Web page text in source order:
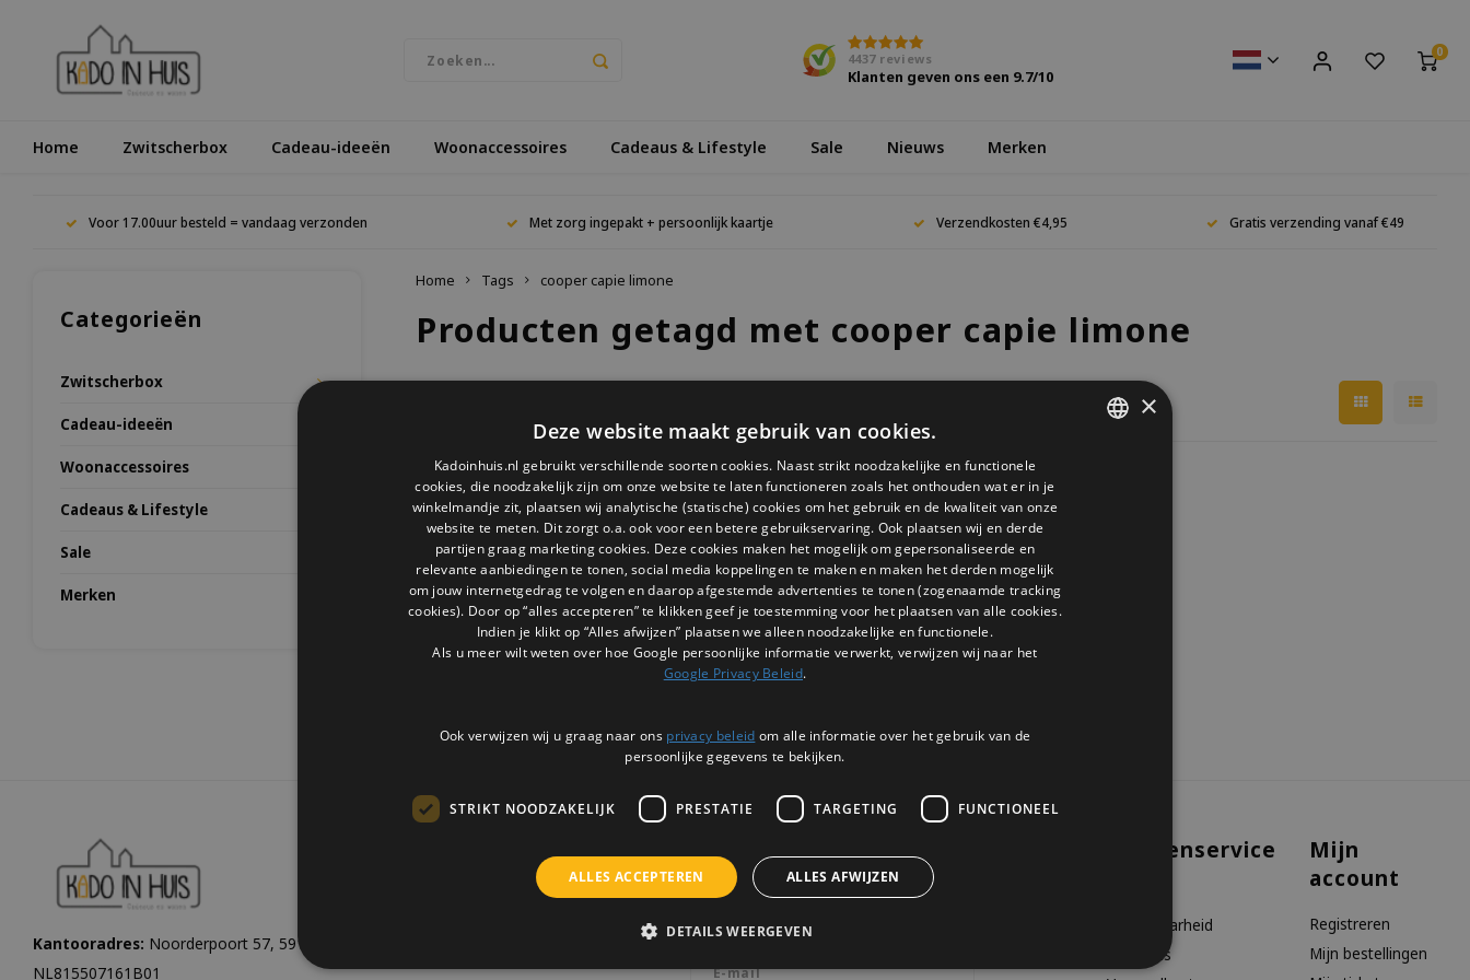
4437reviews
Klanten geven ons een 9.7/10
0
Home Zwitscherbox Cadeau-ideeën Woonaccessoires Cadeaus & Lifestyle Sale Nieuws Merken
Voor 17.00uur besteld = vandaag verzonden Met zorg ingepakt + persoonlijk kaartje Verzendkosten €4,95 Gratis verzending vanaf €49
Categorieën
Zwitscherbox
Cadeau-ideeën
Woonaccessoires
Cadeaus & Lifestyle
Sale
Merken
Home Tags cooper capie limone
Producten getagd met cooper capie limone
Geen producten gevonden!...
Kantooradres: Noorderpoort 57, 5916 PJ Venlo |
NL815507161B01
Nieuwsbrief
Ontvang de laatste updates, nieuws en aanbiedingen
via email
Klantenservice
Bereikbaarheid
Over ons
Mijn
account
Registreren
Mijn bestellingen
×
Deze website maakt gebruik van cookies.
Kadoinhuis.nl gebruikt verschillende soorten cookies. Naast strikt noodzakelijke en functionele
cookies, die noodzakelijk zijn om onze website te laten functioneren zoals het onthouden wat er in je
winkelmandje zit, plaatsen wij analytische (statische) cookies om het gebruik en de kwaliteit van onze
website te meten. Dit zorgt o.a. ook voor een betere gebruikservaring. Ook plaatsen wij en derde
partijen graag marketing cookies. Deze cookies maken het mogelijk om gepersonaliseerde en
relevante aanbiedingen te tonen, social media koppelingen te maken en maken het derden mogelijk
om jouw internetgedrag te volgen en daarop afgestemde advertenties te tonen (zogenaamde tracking
cookies). Door op “alles accepteren” te klikken geef je toestemming voor het plaatsen van alle cookies.
Indien je klikt op “Alles afwijzen” plaatsen we alleen noodzakelijke en functionele.
Als u meer wilt weten over hoe Google persoonlijke informatie verwerkt, verwijzen wij naar het
Google Privacy Beleid.
Ook verwijzen wij u graag naar ons privacy beleid om alle informatie over het gebruik van de
persoonlijke gegevens te bekijken.
STRIKT NOODZAKELIJK PRESTATIE TARGETING FUNCTIONEEL
ALLES ACCEPTEREN ALLES AFWIJZEN
DETAILS WEERGEVEN